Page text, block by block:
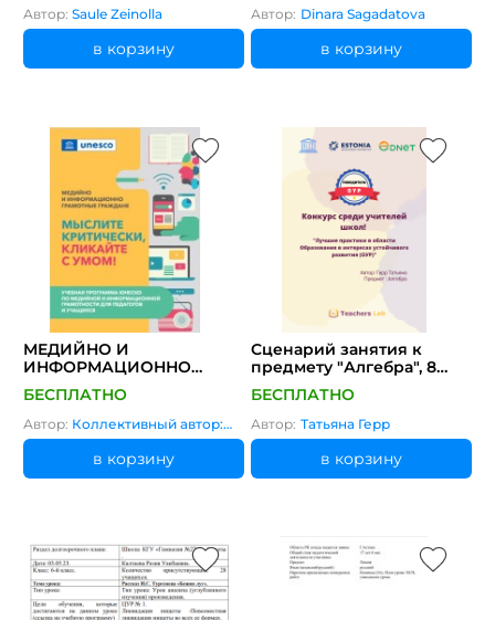
Автор: Saule Zeinolla
в корзину
Автор: Dinara Sagadatova
в корзину
МЕДИЙНО И
ИНФОРМАЦИОННО
ГРАМОТНЫЕ ГРАЖДАНЕ
БЕСПЛАТНО
Автор: Коллективный автор:
ЮНЕСКО
в корзину
Сценарий занятия к
предмету "Алгебра", 8
класс. Тема:
"Интервальная таблица
частот, гистограмма
частот"
БЕСПЛАТНО
Автор: Татьяна Герр
в корзину